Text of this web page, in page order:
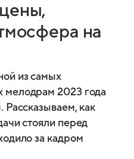
на
из самых
мелодрам 2023 года
как
стояли перед
за кадром